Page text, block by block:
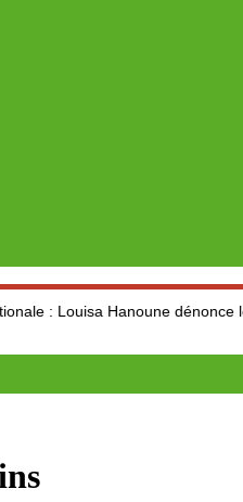
Hanoune dénonce les